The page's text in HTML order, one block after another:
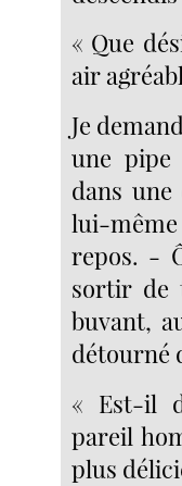
« Que
air
Je
une pipe
dans
lui-
repos. -
sortir de
buvant,
détourné
« Est-il
pareil
plus